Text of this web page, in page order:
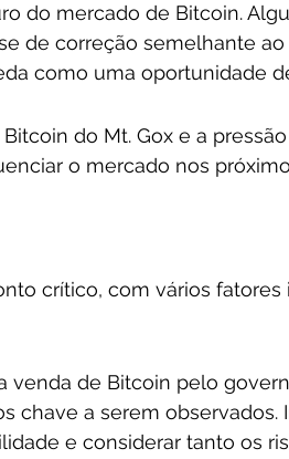
do mercado de Bitcoin.
de correção semelhante ao
como uma oportunidade
do Mt. Gox e a
o mercado nos
crítico, com vários
venda de Bitcoin pelo
chave a serem observados.
e considerar tanto os